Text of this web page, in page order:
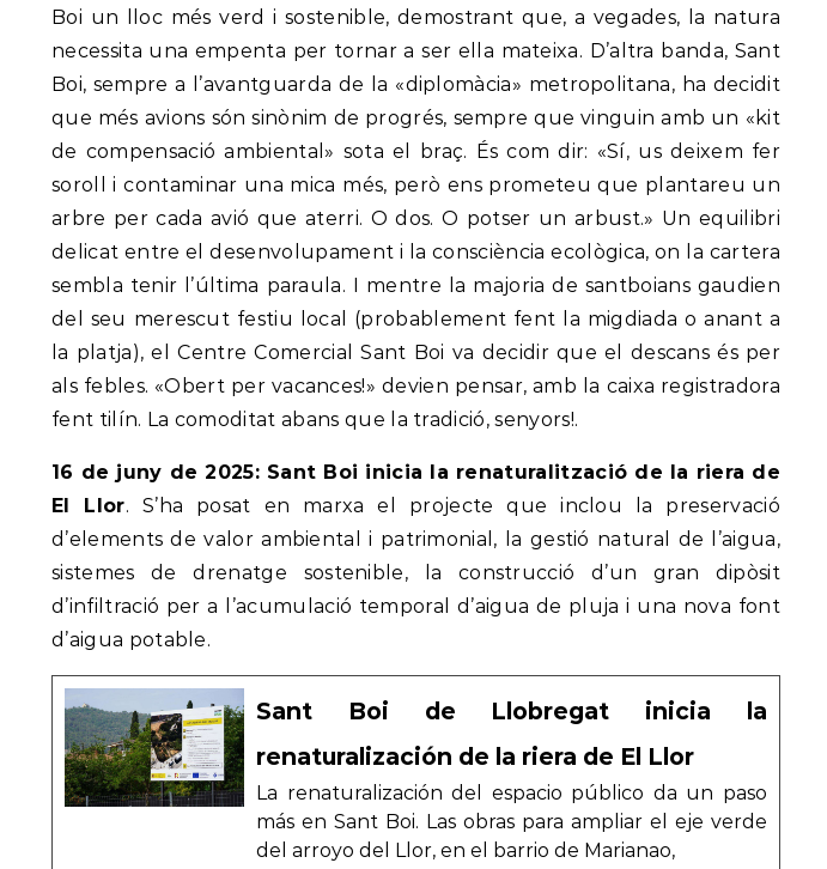
Boi un lloc més verd i sostenible, demostrant que, a vegades, la natura
necessita una empenta per tornar a ser ella mateixa. D’altra banda, Sant
Boi, sempre a l’avantguarda de la «diplomàcia» metropolitana, ha decidit
que més avions són sinònim de progrés, sempre que vinguin amb un «kit
de compensació ambiental» sota el braç. És com dir: «Sí, us deixem fer
soroll i contaminar una mica més, però ens prometeu que plantareu un
arbre per cada avió que aterri. O dos. O potser un arbust.» Un equilibri
delicat entre el desenvolupament i la consciència ecològica, on la cartera
sembla tenir l’última paraula. I mentre la majoria de santboians gaudien
del seu merescut festiu local (probablement fent la migdiada o anant a
la platja), el Centre Comercial Sant Boi va decidir que el descans és per
als febles. «Obert per vacances!» devien pensar, amb la caixa registradora
fent tilín. La comoditat abans que la tradició, senyors!.
16 de juny de 2025: Sant Boi inicia la renaturalització de la riera de
El Llor. S’ha posat en marxa el projecte que inclou la preservació
d’elements de valor ambiental i patrimonial, la gestió natural de l’aigua,
sistemes de drenatge sostenible, la construcció d’un gran dipòsit
d’infiltració per a l’acumulació temporal d’aigua de pluja i una nova font
d’aigua potable.
Sant Boi de Llobregat inicia la
renaturalización de la riera de El Llor
La renaturalización del espacio público da un paso
más en Sant Boi. Las obras para ampliar el eje verde
del arroyo del Llor, en el barrio de Marianao,